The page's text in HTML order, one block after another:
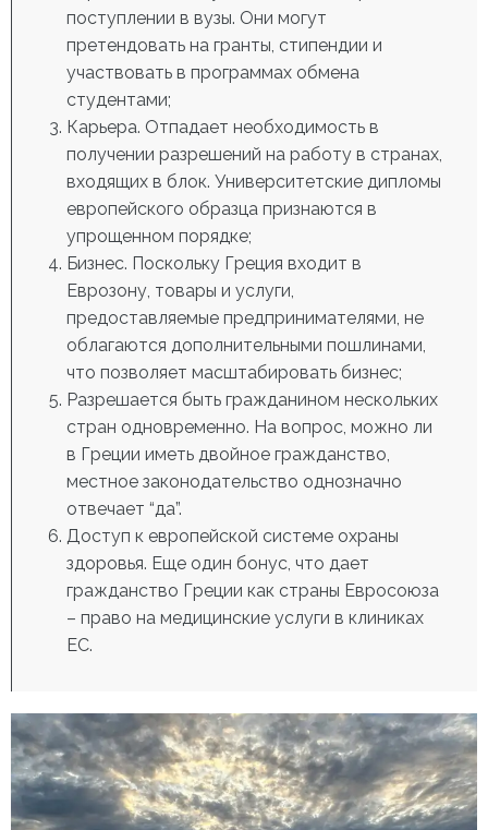
поступлении в вузы. Они могут
претендовать на гранты, стипендии и
участвовать в программах обмена
студентами;
Карьера. Отпадает необходимость в
получении разрешений на работу в странах,
входящих в блок. Университетские дипломы
европейского образца признаются в
упрощенном порядке;
Бизнес. Поскольку Греция входит в
Еврозону, товары и услуги,
предоставляемые предпринимателями, не
облагаются дополнительными пошлинами,
что позволяет масштабировать бизнес;
Разрешается быть гражданином нескольких
стран одновременно. На вопрос, можно ли
в Греции иметь двойное гражданство,
местное законодательство однозначно
отвечает “да”.
Доступ к европейской системе охраны
здоровья. Еще один бонус, что дает
гражданство Греции как страны Евросоюза
– право на медицинские услуги в клиниках
ЕС.